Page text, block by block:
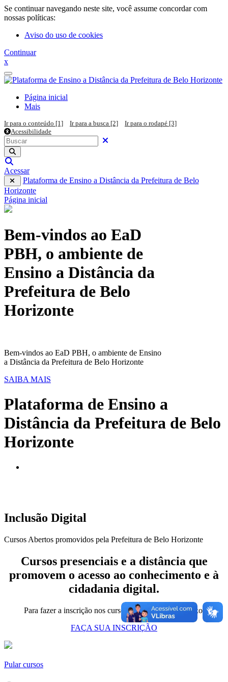
Ir para o conteúdo principal
Se continuar navegando neste site, você assume concordar com
nossas políticas:
Aviso do uso de cookies
Continuar
x
Painel lateral
Página inicial
Mais
Ir para o conteúdo [1] Ir para a busca [2]
Ir para o rodapé [3]
Acessibilidade
Pesquisar em todo o site
Buscar
Executar pesquisa
Acessar
Plataforma de Ensino a Distância da Prefeitura de Belo
Horizonte
Página inicial
Bem-vindos ao EaD
PBH, o ambiente de
Ensino a Distância da
Prefeitura de Belo
Horizonte
Bem-vindos ao EaD PBH, o ambiente de Ensino
a Distância da Prefeitura de Belo Horizonte
SAIBA MAIS
Plataforma de Ensino a
Distância da Prefeitura de Belo
Horizonte
Inclusão Digital
Cursos Abertos promovidos pela Prefeitura de Belo Horizonte
Cursos presenciais e a distância que
promovem o acesso ao conhecimento e à
cidadania digital.
Para fazer a inscrição nos cursos clique no botão abaixo:
FAÇA SUA INSCRIÇÃO
Pular cursos